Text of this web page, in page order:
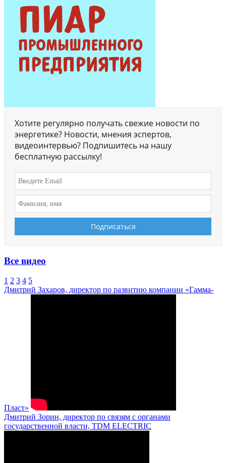
Хотите регулярно получать свежие новости по
энергетике? Новости, мнения эспертов,
видеоинтервью? Подпишитесь на нашу
бесплатную рассылку!
Все видео
1 2 3 4 5
Дмитрий Захаров, директор по развитию компании «Гамма-
Пласт»
Дмитрий Зорин, директор по связям с органами
государственной власти, TDM ELECTRIC